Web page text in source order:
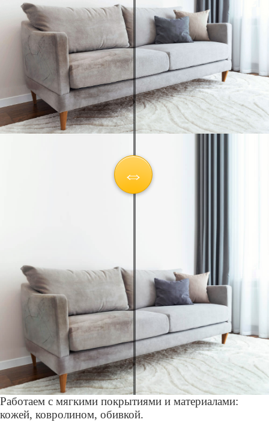
Работаем с мягкими покрытиями и материалами:
кожей, ковролином, обивкой.